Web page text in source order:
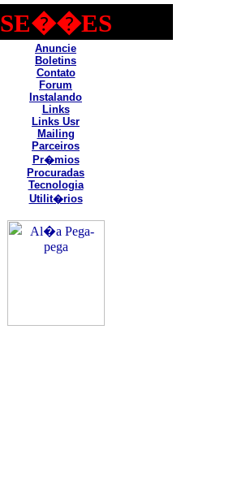
SE��ES
Anuncie
Boletins
Contato
Forum
Instalando
Links
Links Usr
Mailing
Parceiros
Pr�mios
Procuradas
Tecnologia
Utilit�rios